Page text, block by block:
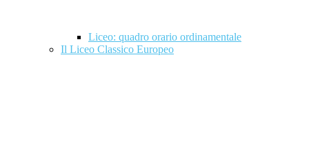
Liceo: quadro orario ordinamentale
Il Liceo Classico Europeo